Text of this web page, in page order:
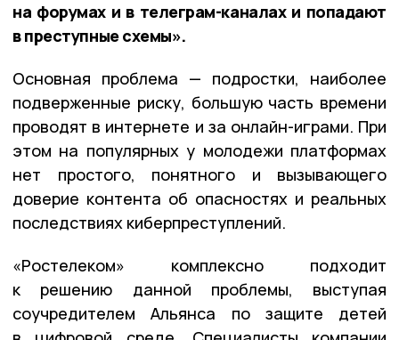
на форумах и в телеграм-каналах и попадают
в преступные схемы».
Основная проблема — подростки, наиболее
подверженные риску, большую часть времени
проводят в интернете и за онлайн-играми. При
этом на популярных у молодежи платформах
нет простого, понятного и вызывающего
доверие контента об опасностях и реальных
последствиях киберпреступлений.
«Ростелеком» комплексно подходит
к решению данной проблемы, выступая
соучредителем Альянса по защите детей